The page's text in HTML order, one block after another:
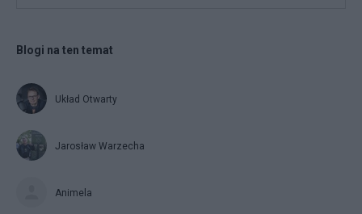
Blogi na ten temat
Układ Otwarty
Jarosław Warzecha
Animela